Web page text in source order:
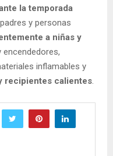
la temporada
y personas
a niñas y
encendedores,
inflamables y
recipientes calientes.